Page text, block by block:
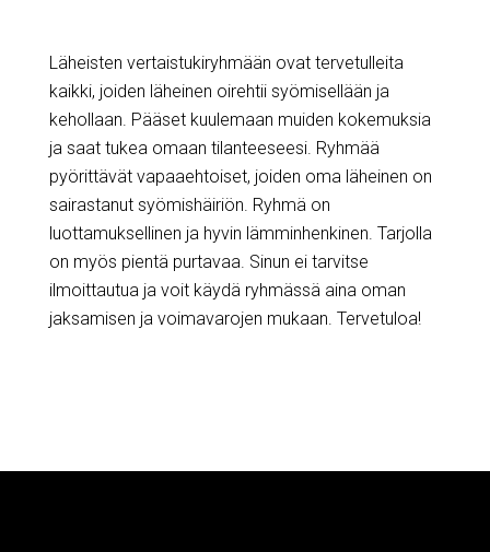
Läheisten vertaistukiryhmään ovat tervetulleita
kaikki, joiden läheinen oirehtii syömisellään ja
kehollaan. Pääset kuulemaan muiden kokemuksia
ja saat tukea omaan tilanteeseesi. Ryhmää
pyörittävät vapaaehtoiset, joiden oma läheinen on
sairastanut syömishäiriön. Ryhmä on
luottamuksellinen ja hyvin lämminhenkinen. Tarjolla
on myös pientä purtavaa. Sinun ei tarvitse
ilmoittautua ja voit käydä ryhmässä aina oman
jaksamisen ja voimavarojen mukaan. Tervetuloa!